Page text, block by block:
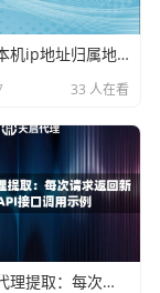
。选择一个靠谱
免因IP被滥用
与国内各大运
性是业务顺畅
影响体验。优质
如何查看本机ip地址归属地？使用命令行和网页查询的两种方式
33 人在看
动态http代理提取：每次请求返回新ip的API接口调用示例